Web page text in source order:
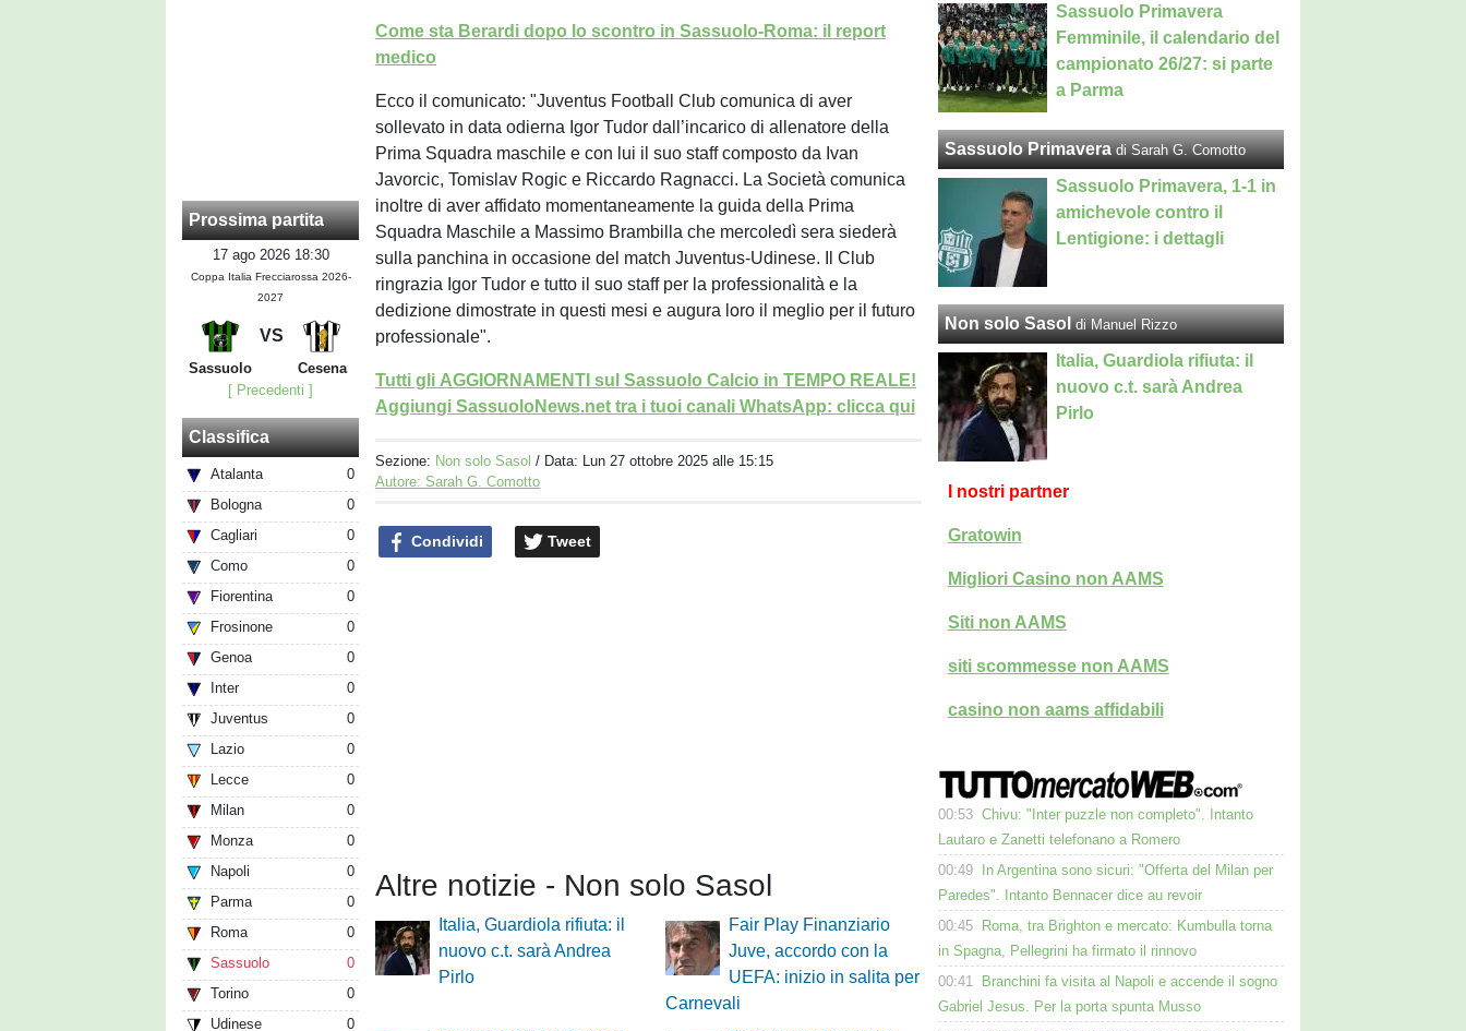
Prossima partita
17 ago 2026 18:30
Coppa Italia Frecciarossa 2026-
2027
VS
Sassuolo
Cesena
[ Precedenti ]
Classifica
Atalanta
0
Bologna
0
Cagliari
0
Como
0
Fiorentina
0
Frosinone
0
Genoa
0
Inter
0
Juventus
0
Lazio
0
Lecce
0
Milan
0
Monza
0
Napoli
0
Parma
0
Roma
0
Sassuolo
0
Torino
0
Udinese
0
Come sta Berardi dopo lo scontro in Sassuolo-Roma: il report
medico
Ecco il comunicato: "Juventus Football Club comunica di aver
sollevato in data odierna Igor Tudor dall’incarico di allenatore della
Prima Squadra maschile e con lui il suo staff composto da Ivan
Javorcic, Tomislav Rogic e Riccardo Ragnacci. La Società comunica
inoltre di aver affidato momentaneamente la guida della Prima
Squadra Maschile a Massimo Brambilla che mercoledì sera siederà
sulla panchina in occasione del match Juventus-Udinese. Il Club
ringrazia Igor Tudor e tutto il suo staff per la professionalità e la
dedizione dimostrate in questi mesi e augura loro il meglio per il futuro
professionale".
Tutti gli AGGIORNAMENTI sul Sassuolo Calcio in TEMPO REALE!
Aggiungi SassuoloNews.net tra i tuoi canali WhatsApp: clicca qui
Sezione: Non solo Sasol / Data: Lun 27 ottobre 2025 alle 15:15
Autore: Sarah G. Comotto
Condividi Tweet
Altre notizie - Non solo Sasol
Italia, Guardiola rifiuta: il
nuovo c.t. sarà Andrea
Pirlo
Fair Play Finanziario
Juve, accordo con la
UEFA: inizio in salita per
Carnevali
Sassuolo Primavera
Femminile, il calendario del
campionato 26/27: si parte
a Parma
Sassuolo Primavera di Sarah G. Comotto
Sassuolo Primavera, 1-1 in
amichevole contro il
Lentigione: i dettagli
Non solo Sasol di Manuel Rizzo
Italia, Guardiola rifiuta: il
nuovo c.t. sarà Andrea
Pirlo
I nostri partner
Gratowin
Migliori Casino non AAMS
Siti non AAMS
siti scommesse non AAMS
casino non aams affidabili
00:53 Chivu: "Inter puzzle non completo". Intanto
Lautaro e Zanetti telefonano a Romero
00:49
In Argentina sono sicuri: "Offerta del Milan per
Paredes". Intanto Bennacer dice au revoir
00:45
Roma, tra Brighton e mercato: Kumbulla torna
in Spagna, Pellegrini ha firmato il rinnovo
00:41
Branchini fa visita al Napoli e accende il sogno
Gabriel Jesus. Per la porta spunta Musso